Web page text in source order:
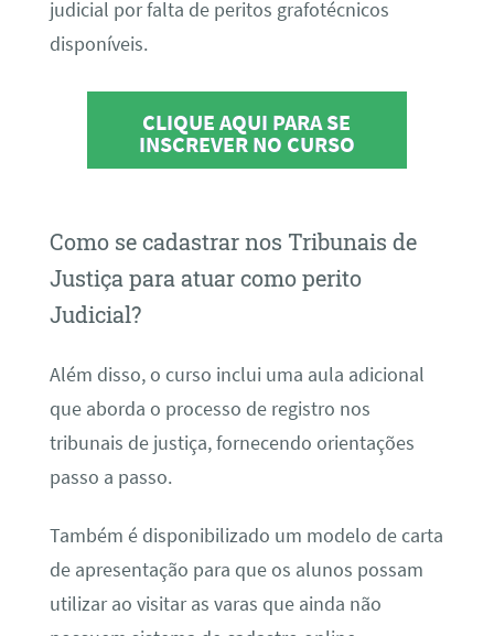
judicial por falta de peritos grafotécnicos
disponíveis.
CLIQUE AQUI PARA SE
INSCREVER NO CURSO
Como se cadastrar nos Tribunais de
Justiça para atuar como perito
Judicial?
Além disso, o curso inclui uma aula adicional
que aborda o processo de registro nos
tribunais de justiça, fornecendo orientações
passo a passo.
Também é disponibilizado um modelo de carta
de apresentação para que os alunos possam
utilizar ao visitar as varas que ainda não